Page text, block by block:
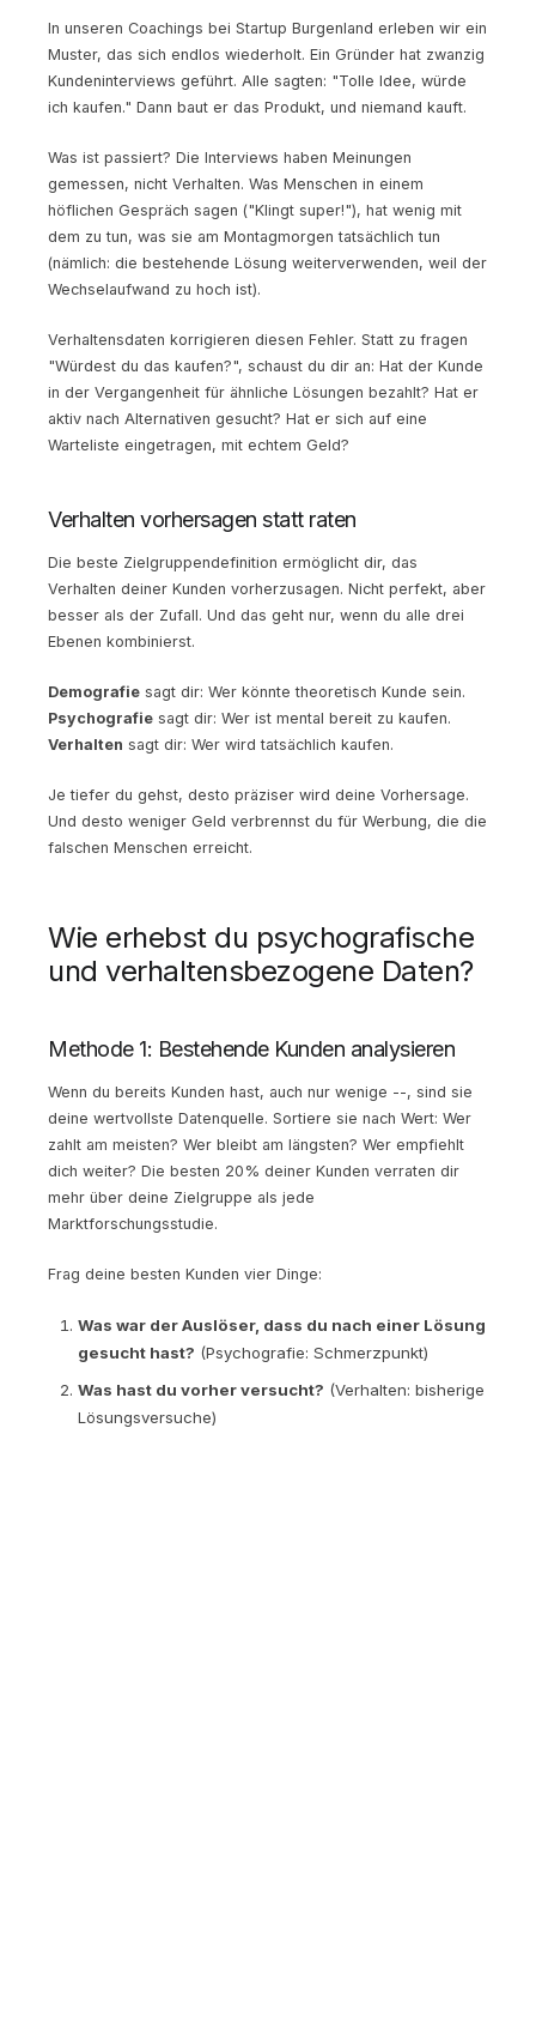
In unseren Coachings bei Startup Burgenland erleben wir ein
Muster, das sich endlos wiederholt. Ein Gründer hat zwanzig
Kundeninterviews geführt. Alle sagten: "Tolle Idee, würde
ich kaufen." Dann baut er das Produkt, und niemand kauft.
Was ist passiert? Die Interviews haben Meinungen
gemessen, nicht Verhalten. Was Menschen in einem
höflichen Gespräch sagen ("Klingt super!"), hat wenig mit
dem zu tun, was sie am Montagmorgen tatsächlich tun
(nämlich: die bestehende Lösung weiterverwenden, weil der
Wechselaufwand zu hoch ist).
Verhaltensdaten korrigieren diesen Fehler. Statt zu fragen
"Würdest du das kaufen?", schaust du dir an: Hat der Kunde
in der Vergangenheit für ähnliche Lösungen bezahlt? Hat er
aktiv nach Alternativen gesucht? Hat er sich auf eine
Warteliste eingetragen, mit echtem Geld?
Verhalten vorhersagen statt raten
Die beste Zielgruppendefinition ermöglicht dir, das
Verhalten deiner Kunden vorherzusagen. Nicht perfekt, aber
besser als der Zufall. Und das geht nur, wenn du alle drei
Ebenen kombinierst.
Demografie sagt dir: Wer könnte theoretisch Kunde sein.
Psychografie sagt dir: Wer ist mental bereit zu kaufen.
Verhalten sagt dir: Wer wird tatsächlich kaufen.
Je tiefer du gehst, desto präziser wird deine Vorhersage.
Und desto weniger Geld verbrennst du für Werbung, die die
falschen Menschen erreicht.
Wie erhebst du psychografische
und verhaltensbezogene Daten?
Methode 1: Bestehende Kunden analysieren
Wenn du bereits Kunden hast, auch nur wenige --, sind sie
deine wertvollste Datenquelle. Sortiere sie nach Wert: Wer
zahlt am meisten? Wer bleibt am längsten? Wer empfiehlt
dich weiter? Die besten 20% deiner Kunden verraten dir
mehr über deine Zielgruppe als jede
Marktforschungsstudie.
Frag deine besten Kunden vier Dinge:
Was war der Auslöser, dass du nach einer Lösung
gesucht hast? (Psychografie: Schmerzpunkt)
Was hast du vorher versucht? (Verhalten: bisherige
Lösungsversuche)